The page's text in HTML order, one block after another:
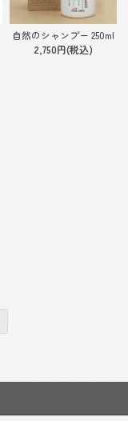
自然のシャンプー 250ml
2,750円(税込)